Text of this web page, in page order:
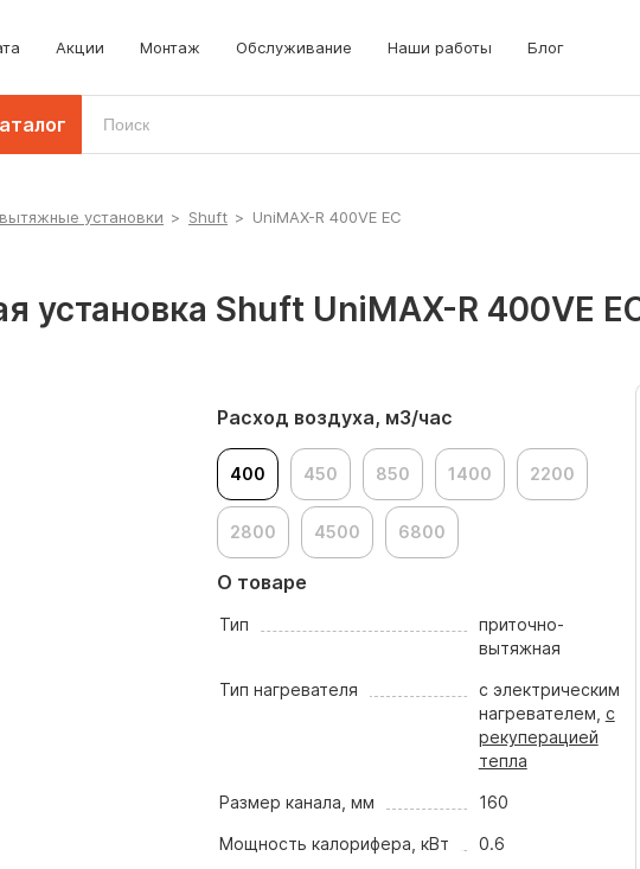
Акции Монтаж Обслуживание Наши работы Блог
установки > Shuft > UniMAX-R 400VE EC
установка Shuft UniMAX-R 400VE
Расход воздуха, м3/час
400 450 850 1400 2200
2800 4500 6800
О товаре
Тип
приточно-
вытяжная
Тип нагревателя
с электрическим
нагревателем, с
рекуперацией
тепла
Размер канала, мм 160
Мощность калорифера, кВт 0.6